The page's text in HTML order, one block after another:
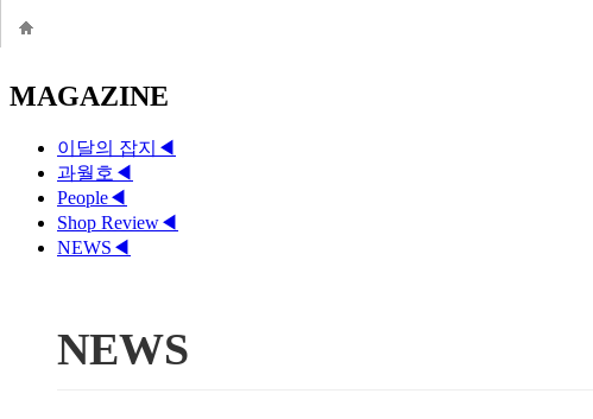
MAGAZINE
이달의 잡지 ◀
과월호 ◀
People◀
Shop Review◀
NEWS ◀
NEWS